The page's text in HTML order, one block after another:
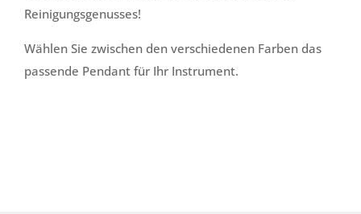
Reinigungsgenusses!
Wählen Sie zwischen den verschiedenen Farben das
passende Pendant für Ihr Instrument.